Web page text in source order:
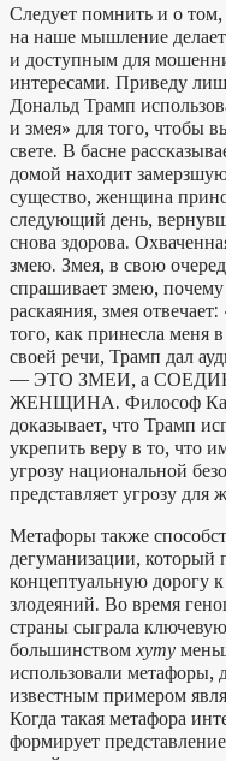
Следует помнить и о
на наше мышление
и доступным для
интересами. Приведу
Дональд Трамп
и змея» для того, чтобы
свете. В басне
домой находит
существо, женщина
следующий день,
снова здорова.
змею. Змея, в свою
спрашивает змею,
раскаяния, змея
того, как принесла меня
своей речи, Трамп дал
— ЭТО ЗМЕИ, а
ЖЕНЩИНА. Философ
доказывает, что Трамп
укрепить веру в то, что
угрозу национальной
представляет угрозу
Метафоры также
дегуманизации, который
концептуальную дорогу
злодеяний. Во время
страны сыграла
большинством хуту
использовали
известным примером
Когда такая метафора
формирует